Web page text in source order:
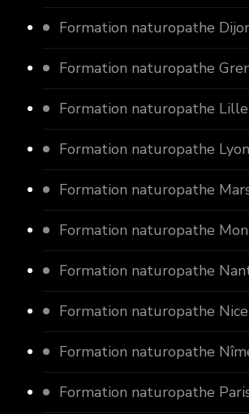
Formation naturopathe
Formation naturopathe
Formation naturopathe Lille
Formation naturopathe Lyon
Formation naturopathe
Formation naturopathe
Formation naturopathe
Formation naturopathe Nice
Formation naturopathe
Formation naturopathe